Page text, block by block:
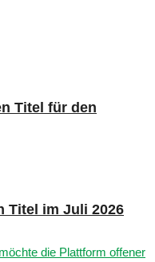
Titel für den
Titel im Juli 2026